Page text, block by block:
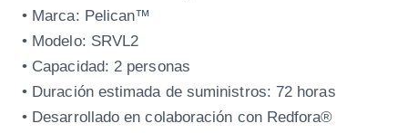
• Marca: Pelican™
• Modelo: SRVL2
• Capacidad: 2 personas
• Duración estimada de suministros: 72 horas
• Desarrollado en colaboración con Redfora®